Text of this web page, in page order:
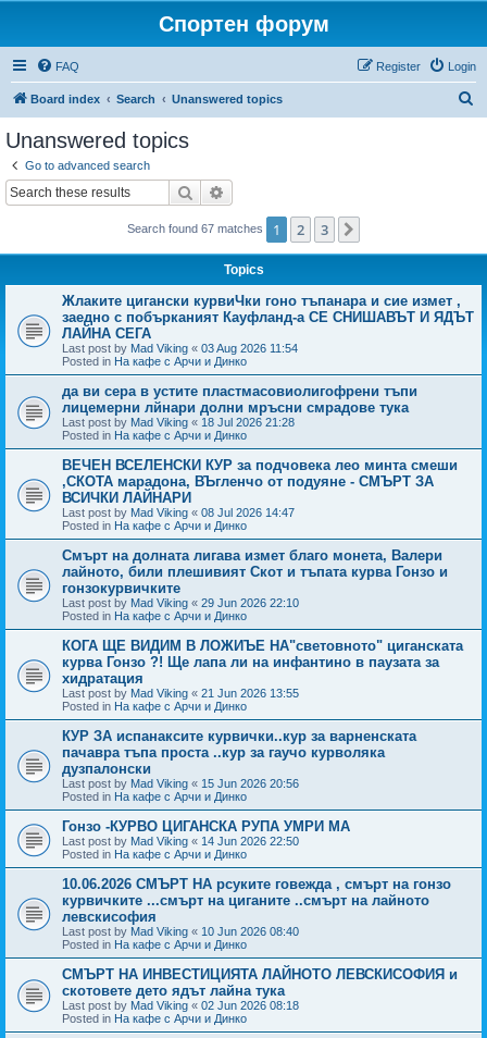
Спортен форум
FAQ Login
Register
Board index Search Unanswered topics
Unanswered topics
Go to advanced search
Search
Search found 67 matches 1 2 3
Topics
Жлаките цигански курвиЧки гоно тъпанара и сие измет ,
заедно с побърканият Кауфланд-а СЕ СНИШАВЪТ И ЯДЪТ
ЛАЙНА СЕГА
Last post by Mad Viking « 03 Aug 2026 11:54
Posted in На кафе с Арчи и Динко
да ви сера в устите пластмасовиолигофрени тъпи
лицемерни лйнари долни мръсни смрадове тука
Last post by Mad Viking « 18 Jul 2026 21:28
Posted in На кафе с Арчи и Динко
ВЕЧЕН ВСЕЛЕНСКИ КУР за подчовека лео минта смеши
,СКОТА марадона, ВЪгленчо от подуяне - СМЪРТ ЗА
ВСИЧКИ ЛАЙНАРИ
Last post by Mad Viking « 08 Jul 2026 14:47
Posted in На кафе с Арчи и Динко
Смърт на долната лигава измет благо монета, Валери
лайното, били плешивият Скот и тъпата курва Гонзо и
гонзокурвичките
Last post by Mad Viking « 29 Jun 2026 22:10
Posted in На кафе с Арчи и Динко
КОГА ЩЕ ВИДИМ В ЛОЖИЪЕ НА"световното" циганската
курва Гонзо ?! Ще лапа ли на инфантино в паузата за
хидратация
Last post by Mad Viking « 21 Jun 2026 13:55
Posted in На кафе с Арчи и Динко
КУР ЗА испанаксите курвички..кур за варненската
пачавра тъпа проста ..кур за гаучо курволяка
дузпалонски
Last post by Mad Viking « 15 Jun 2026 20:56
Posted in На кафе с Арчи и Динко
Гонзо -КУРВО ЦИГАНСКА РУПА УМРИ МА
Last post by Mad Viking « 14 Jun 2026 22:50
Posted in На кафе с Арчи и Динко
10.06.2026 СМЪРТ НА рсуките говежда , смърт на гонзо
курвичките ...смърт на циганите ..смърт на лайното
левскисофия
Last post by Mad Viking « 10 Jun 2026 08:40
Posted in На кафе с Арчи и Динко
СМЪРТ НА ИНВЕСТИЦИЯТА ЛАЙНОТО ЛЕВСКИСОФИЯ и
скотовете дето ядът лайна тука
Last post by Mad Viking « 02 Jun 2026 08:18
Posted in На кафе с Арчи и Динко